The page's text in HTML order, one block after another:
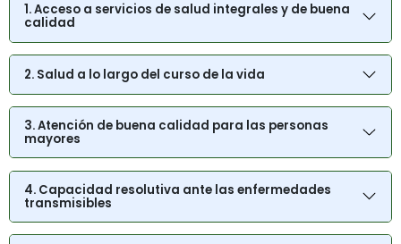
1. Acceso a servicios de salud integrales y de buena
calidad
2. Salud a lo largo del curso de la vida
3. Atención de buena calidad para las personas
mayores
4. Capacidad resolutiva ante las enfermedades
transmisibles